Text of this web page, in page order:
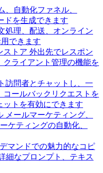
、自動化ファネル、
ドを生成できます
処理、配送、オンライン
できます
ストア 外出先でレスポン
クライアント管理の機能を
訪問者とチャットし、一
ールバックリクエストを
ットを有効にできます
メールマーケティング、
ケティングの自動化、
マンドでの魅力的なコピ
細なプロンプト、テキス